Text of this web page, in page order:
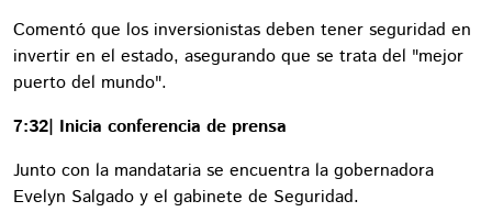
Comentó que los inversionistas deben tener seguridad en
invertir en el estado, asegurando que se trata del "mejor
puerto del mundo".
7:32| Inicia conferencia de prensa
Junto con la mandataria se encuentra la gobernadora
Evelyn Salgado y el gabinete de Seguridad.